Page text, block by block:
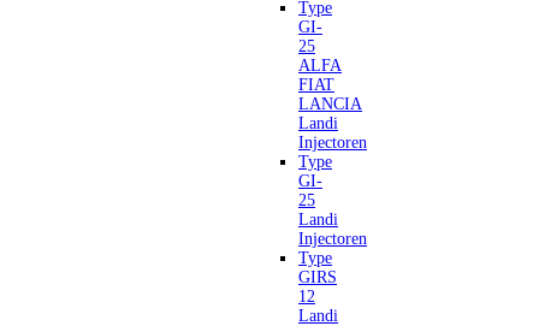
Type
GI-
25
ALFA
FIAT
LANCIA
Landi
Injectoren
Type
GI-
25
Landi
Injectoren
Type
GIRS
12
Landi